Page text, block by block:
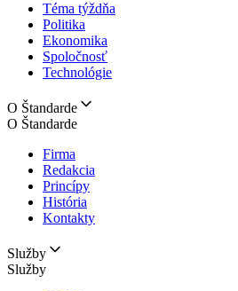
Téma týždňa
Politika
Ekonomika
Spoločnosť
Technológie
O Štandarde
O Štandarde
Firma
Redakcia
Princípy
História
Kontakty
Služby
Služby